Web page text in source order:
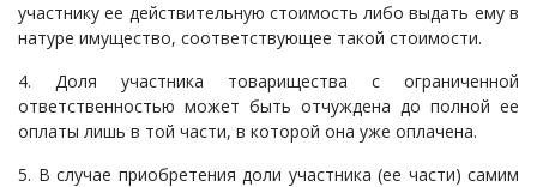
участнику ее действительную стоимость либо выдать ему в
натуре имущество, соответствующее такой стоимости.
4. Доля участника товарищества с ограниченной
ответственностью может быть отчуждена до полной ее
оплаты лишь в той части, в которой она уже оплачена.
5. В случае приобретения доли участника (ее части) самим